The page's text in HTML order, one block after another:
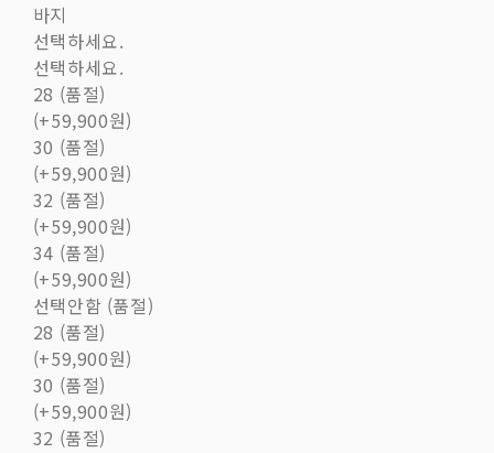
바지
선택하세요.
선택하세요.
28 (품절)
(+59,900원)
30 (품절)
(+59,900원)
32 (품절)
(+59,900원)
34 (품절)
(+59,900원)
선택안함 (품절)
28 (품절)
(+59,900원)
30 (품절)
(+59,900원)
32 (품절)